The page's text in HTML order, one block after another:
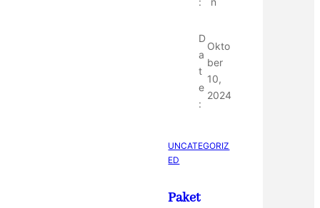
D
a
t
e
:
Okto
ber
10,
2024
UNCATEGORIZ
ED
Paket